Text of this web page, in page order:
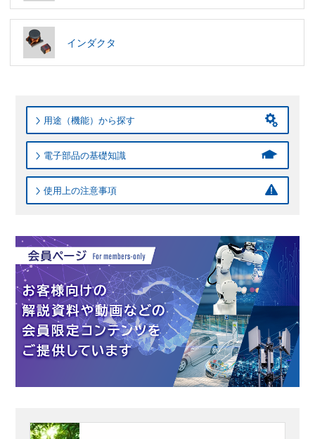
インダクタ
用途（機能）から探す
電子部品の基礎知識
使用上の注意事項